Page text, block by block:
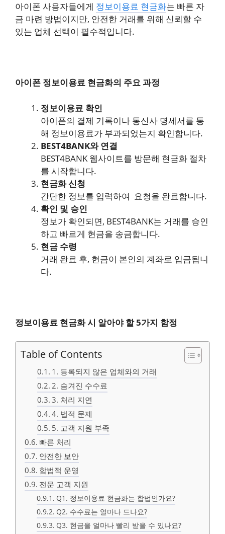
아이폰 사용자들에게 정보이용료 현금화는 빠른 자
금 마련 방법이지만, 안전한 거래를 위해 신뢰할 수
있는 업체 선택이 필수적입니다.
아이폰 정보이용료 현금화의 주요 과정
정보이용료 확인
아이폰의 결제 기록이나 통신사 명세서를 통
해 정보이용료가 부과되었는지 확인합니다.
BEST4BANK와 연결
BEST4BANK 웹사이트를 방문해 현금화 절차
를 시작합니다.
현금화 신청
간단한 정보를 입력하여 요청을 완료합니다.
확인 및 승인
정보가 확인되면, BEST4BANK는 거래를 승인
하고 빠르게 현금을 송금합니다.
현금 수령
거래 완료 후, 현금이 본인의 계좌로 입금됩니
다.
정보이용료 현금화 시 알아야 할 5가지 함정
Table of Contents
1. 등록되지 않은 업체와의 거래
2. 숨겨진 수수료
3. 처리 지연
4. 법적 문제
5. 고객 지원 부족
빠른 처리
안전한 보안
합법적 운영
전문 고객 지원
Q1. 정보이용료 현금화는 합법인가요?
Q2. 수수료는 얼마나 드나요?
Q3. 현금을 얼마나 빨리 받을 수 있나요?